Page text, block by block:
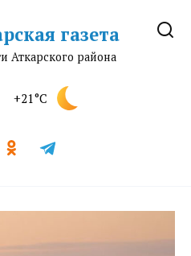
газета
Аткарского района
+21°C